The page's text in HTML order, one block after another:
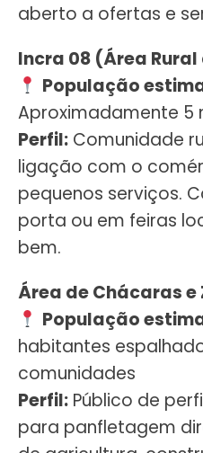
aberto a ofertas e
Incra 08 (Área
População
Aproximadamente 5
Perfil: Comunidade
ligação com o
pequenos serviços.
porta ou em feiras
bem.
Área de Chácaras e
População
habitantes
comunidades
Perfil: Público de
para panfletagem